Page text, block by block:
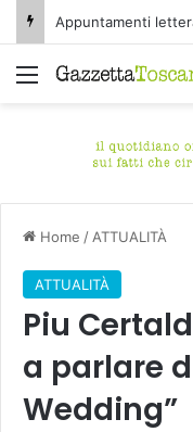
Appuntamenti
Menu
Home / ATTUALITÀ
ATTUALITÀ
Piu
a parlare
Wedding”